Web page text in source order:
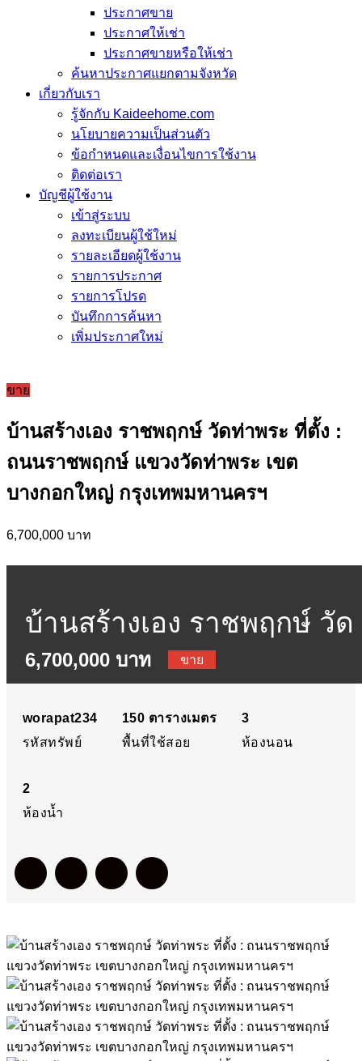
ประกาศขาย
ประกาศให้เช่า
ประกาศขายหรือให้เช่า
ค้นหาประกาศแยกตามจังหวัด
เกี่ยวกับเรา
รู้จักกับ Kaideehome.com
นโยบายความเป็นส่วนตัว
ข้อกำหนดและเงื่อนไขการใช้งาน
ติดต่อเรา
บัญชีผู้ใช้งาน
เข้าสู่ระบบ
ลงทะเบียนผู้ใช้ใหม่
รายละเอียดผู้ใช้งาน
รายการประกาศ
รายการโปรด
บันทึกการค้นหา
เพิ่มประกาศใหม่
ขาย
บ้านสร้างเอง ราชพฤกษ์ วัดท่าพระ ที่ตั้ง :
ถนนราชพฤกษ์ แขวงวัดท่าพระ เขต
บางกอกใหญ่ กรุงเทพมหานครฯ
6,700,000 บาท
บ้านสร้างเอง ราชพฤกษ์ วัด
ท่าพระ ที่ตั้ง : ถนนราชพฤก
แขวงวัดท่าพระ เขต
นครฯ
6,700,000 บาท ขาย
worapat234
รหัสทรัพย์
150 ตารางเมตร
พื้นที่ใช้สอย
3
ห้องนอน
2
ห้องน้ำ